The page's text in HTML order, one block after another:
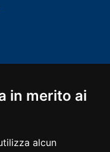
in merito ai
alcun